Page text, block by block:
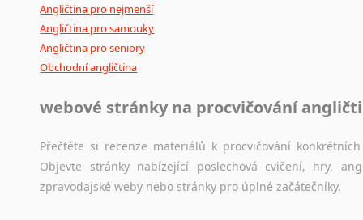
Angličtina pro nejmenší
Angličtina pro samouky
Angličtina pro seniory
Obchodní angličtina
webové stránky na procvičování
Přečtěte si recenze materiálů k procvičování
Objevte stránky nabízející poslechová cvičení, hry,
zpravodajské weby nebo stránky pro úplné začátečníky.